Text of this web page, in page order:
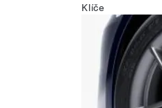
Klíče